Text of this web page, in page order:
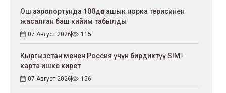
Ош аэропортунда 100дөн ашык норка терисинен
жасалган баш кийим табылды
07 Август 2026 115
Кыргызстан менен Россия үчүн бирдиктүү SIM-
карта ишке кирет
07 Август 2026 156